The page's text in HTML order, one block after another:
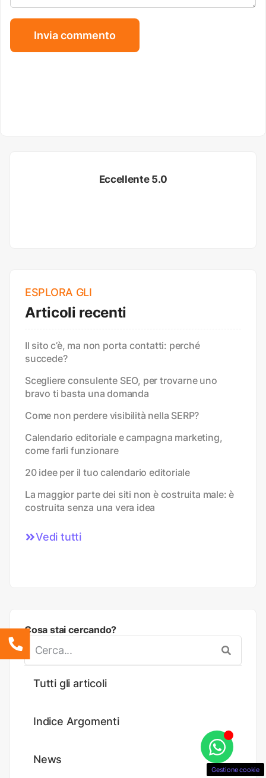
Eccellente 5.0
ESPLORA GLI
Articoli recenti
Il sito c’è, ma non porta contatti: perché
succede?
Scegliere consulente SEO, per trovarne uno
bravo ti basta una domanda
Come non perdere visibilità nella SERP?
Calendario editoriale e campagna marketing,
come farli funzionare
20 idee per il tuo calendario editoriale
La maggior parte dei siti non è costruita male: è
costruita senza una vera idea
Vedi tutti
Cosa stai cercando?
Tutti gli articoli
Indice Argomenti
News
Gestione cookie